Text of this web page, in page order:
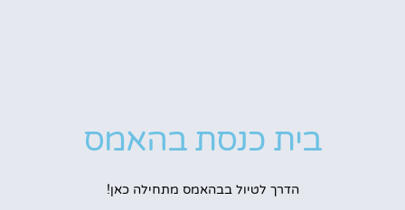
בית כנסת בהאמס
הדרך לטיול בבהאמס מתחילה כאן!